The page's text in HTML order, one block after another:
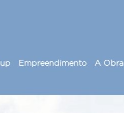
Empreendimento A Obra